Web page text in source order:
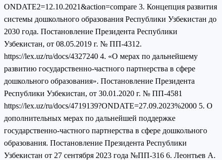
ONDATE2=12.10.2021&action=compare 3. Концепция развития
системы дошкольного образования Республики Узбекистан до
2030 года. Постановление Президента Республики
Узбекистан, от 08.05.2019 г. № ПП-4312.
https://lex.uz/ru/docs/4327240 4. «О мерах по дальнейшему
развитию государственно-частного партнерства в сфере
дошкольного образования». Постановление Президента
Республики Узбекистан, от 30.01.2020 г. № ПП-4581
https://lex.uz/ru/docs/4719139?ONDATE=27.09.2023%2000 5. О
дополнительных мерах по дальнейшей поддержке
государственно-частного партнерства в сфере дошкольного
образования. Постановление Президента Республики
Узбекистан от 27 сентября 2023 года №ПП-316 6. Леонтьев А.